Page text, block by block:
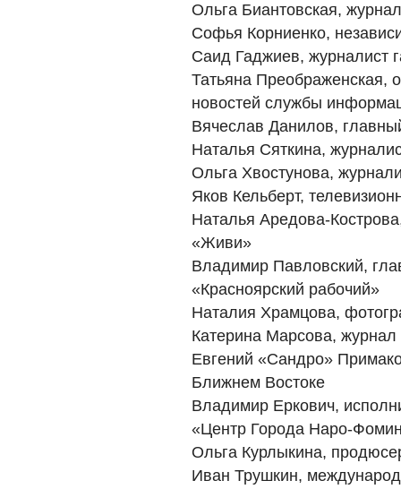
Ольга Биантовская,
Софья Корниенко,
Саид Гаджиев, журналист
Татьяна Преображенская,
новостей службы
Вячеслав Данилов,
Наталья Сяткина,
Ольга Хвостунова,
Яков Кельберт,
Наталья Аредова-
«Живи»
Владимир Павловский,
«Красноярский рабочий»
Наталия Храмцова,
Катерина Марсова,
Евгений «Сандро»
Ближнем Востоке
Владимир Еркович,
«Центр Города Наро-
Ольга Курлыкина,
Иван Трушкин,